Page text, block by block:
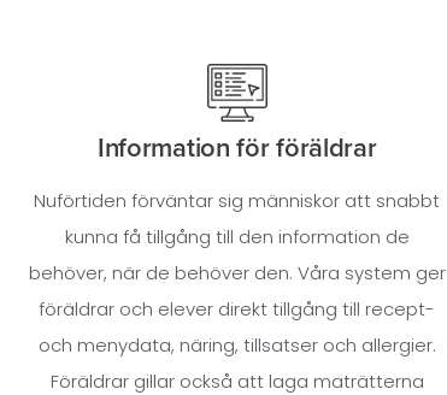
Information för föräldrar
Nuförtiden förväntar sig människor att snabbt
kunna få tillgång till den information de
behöver, när de behöver den. Våra system ger
föräldrar och elever direkt tillgång till recept-
och menydata, näring, tillsatser och allergier.
Föräldrar gillar också att laga maträtterna